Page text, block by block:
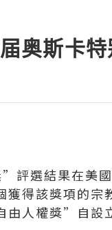
奥斯卡
選結果在美國
得該獎項的宗
人權獎”自設